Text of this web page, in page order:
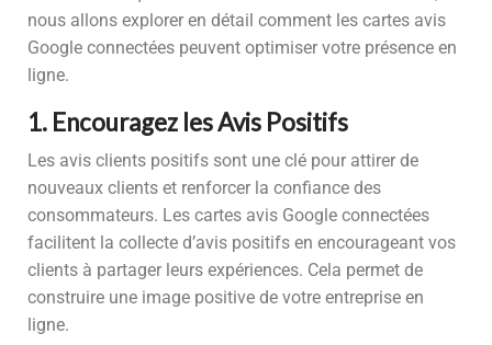
nous allons explorer en détail comment les cartes avis
Google connectées peuvent optimiser votre présence en
ligne.
1. Encouragez les Avis Positifs
Les avis clients positifs sont une clé pour attirer de
nouveaux clients et renforcer la confiance des
consommateurs. Les cartes avis Google connectées
facilitent la collecte d’avis positifs en encourageant vos
clients à partager leurs expériences. Cela permet de
construire une image positive de votre entreprise en
ligne.